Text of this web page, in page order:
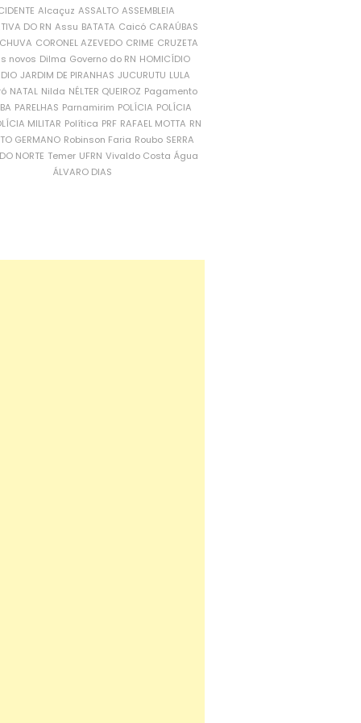
Alcaçuz ASSALTO ASSEMBLEIA
DO RN Assu BATATA Caicó CARAÚBAS
CORONEL AZEVEDO CRIME CRUZETA
novos Dilma Governo do RN HOMICÍDIO
JARDIM DE PIRANHAS JUCURUTU LULA
NATAL Nilda NÉLTER QUEIROZ Pagamento
PARELHAS Parnamirim POLÍCIA POLÍCIA
MILITAR Política PRF RAFAEL MOTTA RN
GERMANO Robinson Faria Roubo SERRA
NORTE Temer UFRN Vivaldo Costa Água
ÁLVARO DIAS